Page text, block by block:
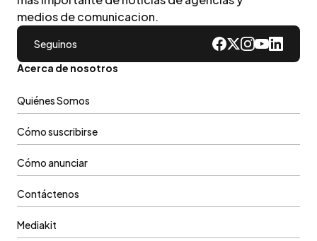
medios de comunicacion.
Seguinos
Acerca de nosotros
Quiénes Somos
Cómo suscribirse
Cómo anunciar
Contáctenos
Mediakit